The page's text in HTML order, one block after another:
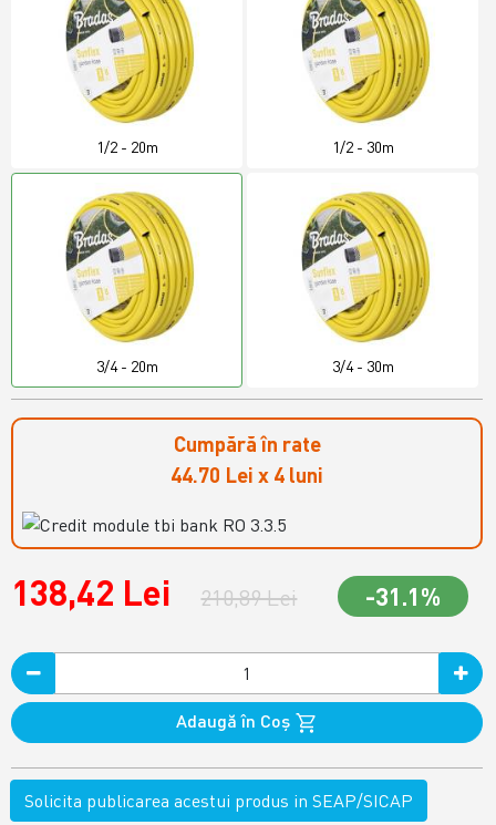
1/2 - 20m 1/2 - 30m
3/4 - 20m 3/4 - 30m
Cumpără în rate
44.70 Lei x 4 luni
138,42 Lei 210,89 Lei -31.1%
Adaugă în Coş
Solicita publicarea acestui produs in SEAP/SICAP